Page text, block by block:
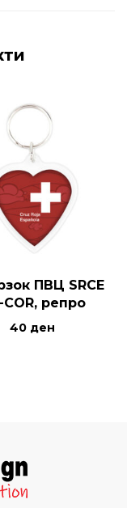
ПВЦ SRCE
COR, репро
40 ден